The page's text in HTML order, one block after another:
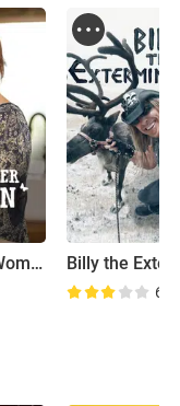
The Pioneer Woman
6.2